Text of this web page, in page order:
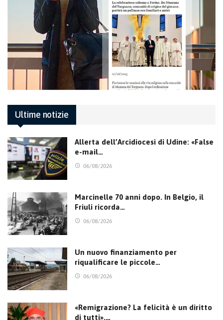
Ultime notizie
Allerta dell’Arcidiocesi di Udine: «False
e-mail…
06/08/2026
Marcinelle 70 anni dopo. In Belgio, il
Friuli ricorda…
06/08/2026
Un nuovo finanziamento per
riqualificare le piccole…
06/08/2026
«Remigrazione? La felicità è un diritto
di tutti».…